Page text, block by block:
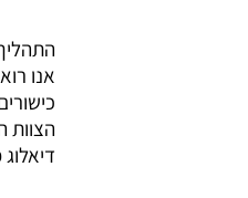
אנו
הצוות